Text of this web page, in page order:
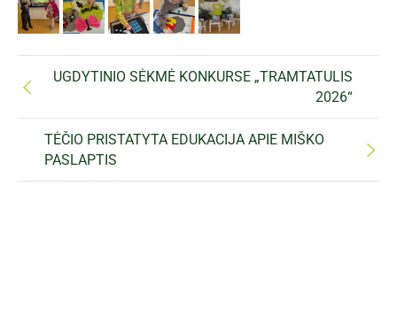
TĖČIO PRISTATYTA EDUKACIJA APIE MIŠKO
PASLAPTIS
UGDYTINIO SĖKMĖ KONKURSE „TRAMTATULIS
2026“